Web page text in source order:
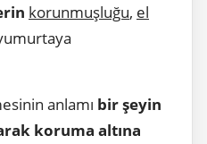
korunmuşluğu, el
anlamı bir şeyin
koruma altına